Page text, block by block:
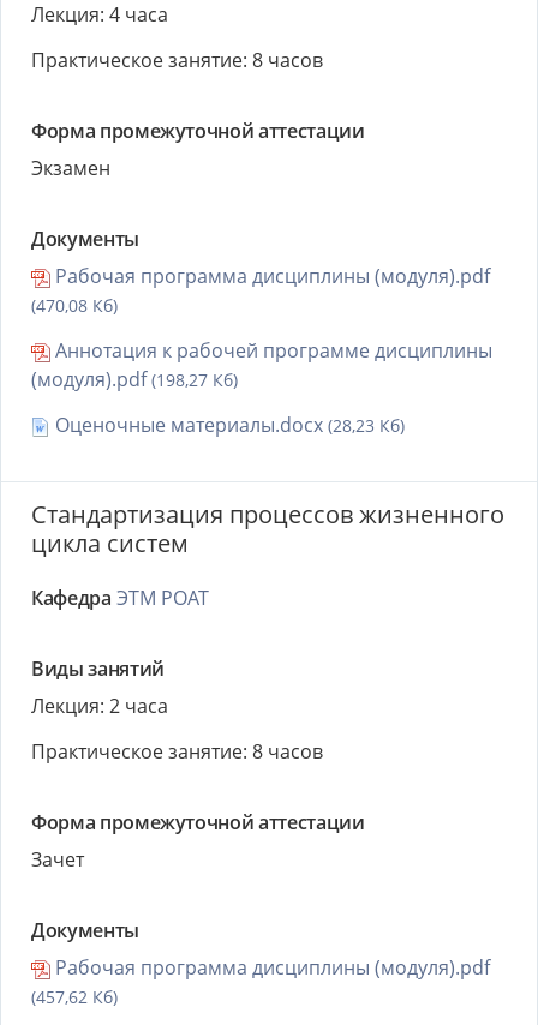
Лекция: 4 часа
Практическое занятие: 8 часов
Форма промежуточной аттестации
Экзамен
Документы
Рабочая программа дисциплины (модуля).pdf
(470,08 Кб)
Аннотация к рабочей программе дисциплины
(модуля).pdf(198,27 Кб)
Оценочные материалы.docx (28,23 Кб)
Стандартизация процессов жизненного
цикла систем
Кафедра ЭТМ РОАТ
Виды занятий
Лекция: 2 часа
Практическое занятие: 8 часов
Форма промежуточной аттестации
Зачет
Документы
Рабочая программа дисциплины (модуля).pdf
(457,62 Кб)